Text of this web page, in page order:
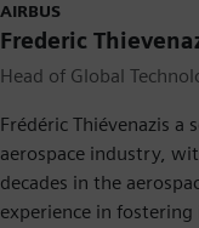
AIRBUS
Frederic
Head of Global
Frédéric Thiévenazis a
aerospace industry,
decades in the
experience in